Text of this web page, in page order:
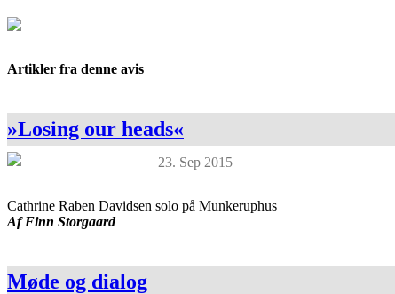
Artikler fra denne avis
»Losing our heads«
23. Sep 2015
Cathrine Raben Davidsen solo på Munkeruphus
Af Finn Storgaard
Møde og dialog